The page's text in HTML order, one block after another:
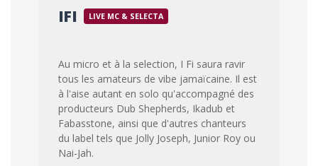
IFI LIVE MC & SELECTA
Au micro et à la selection, I Fi saura ravir
tous les amateurs de vibe jamaïcaine. Il est
à l'aise autant en solo qu'accompagné des
producteurs Dub Shepherds, Ikadub et
Fabasstone, ainsi que d'autres chanteurs
du label tels que Jolly Joseph, Junior Roy ou
Nai-Jah.